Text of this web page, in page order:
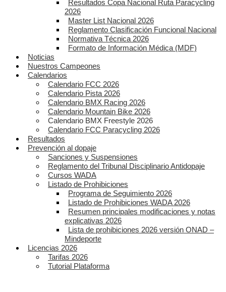
Resultados Copa Nacional Ruta Paracycling
2026
Master List Nacional 2026
Reglamento Clasificación Funcional Nacional
Normativa Técnica 2026
Formato de Información Médica (MDF)
Noticias
Nuestros Campeones
Calendarios
Calendario FCC 2026
Calendario Pista 2026
Calendario BMX Racing 2026
Calendario Mountain Bike 2026
Calendario BMX Freestyle 2026
Calendario FCC Paracycling 2026
Resultados
Prevención al dopaje
Sanciones y Suspensiones
Reglamento del Tribunal Disciplinario Antidopaje
Cursos WADA
Listado de Prohibiciones
Programa de Seguimiento 2026
Listado de Prohibiciones WADA 2026
Resumen principales modificaciones y notas
explicativas 2026
Lista de prohibiciones 2026 versión ONAD –
Mindeporte
Licencias 2026
Tarifas 2026
Tutorial Plataforma